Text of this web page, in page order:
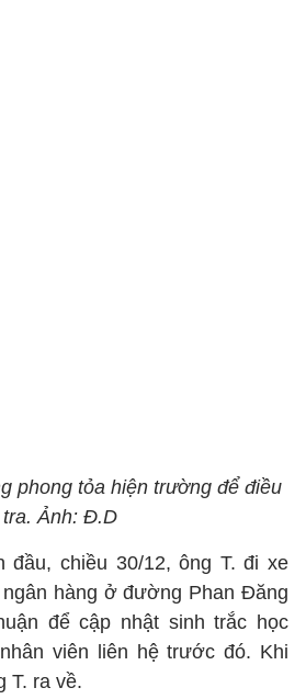
phong tỏa hiện trường để điều
tra. Ảnh: Đ.D
đầu, chiều 30/12, ông T. đi xe
hàng ở đường Phan Đăng
để cập nhật sinh trắc học
viên liên hệ trước đó. Khi
T. ra về.